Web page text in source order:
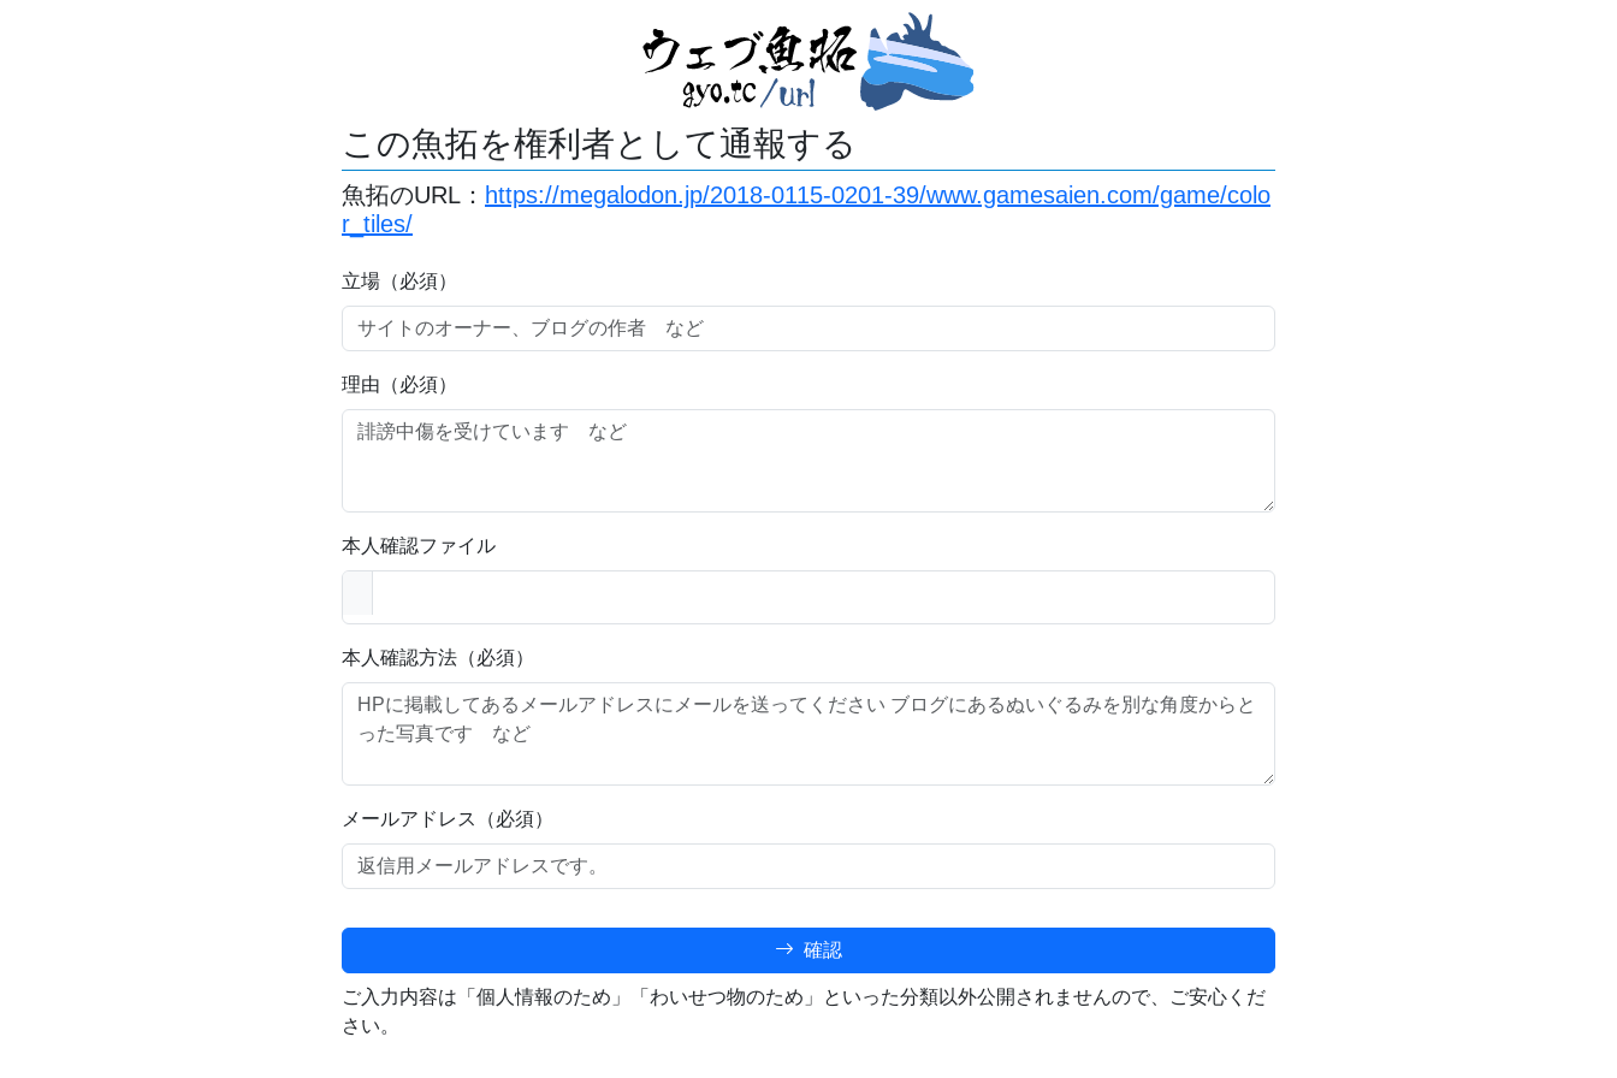
この魚拓を権利者として通報する
魚拓のURL： https://megalodon.jp/2018-0115-0201-39/www.gamesaien.com/game/colo
r_tiles/
立場（必須）
理由（必須）
本人確認ファイル
本人確認方法（必須）
メールアドレス（必須）
確認
ご入力内容は「個人情報のため」「わいせつ物のため」といった分類以外公開されませんので、ご安心くだ
さい。